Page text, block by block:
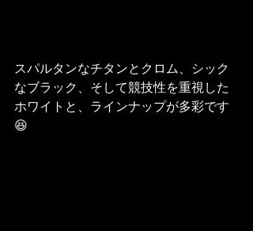
スパルタンなチタンとクロム、シック
なブラック、そして競技性を重視した
ホワイトと、ラインナップが多彩です
😆